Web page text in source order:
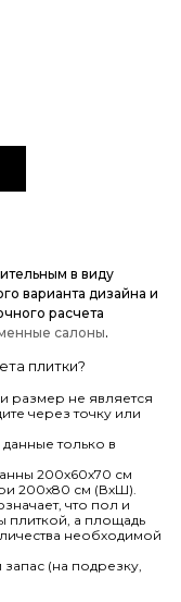
в виду
варианта дизайна и
расчета
салоны.
плитки?
размер не является
через точку или
только в
200х60х70 см
200х80 см (ВхШ).
что пол и
плиткой, а площадь
необходимой
(на подрезку,